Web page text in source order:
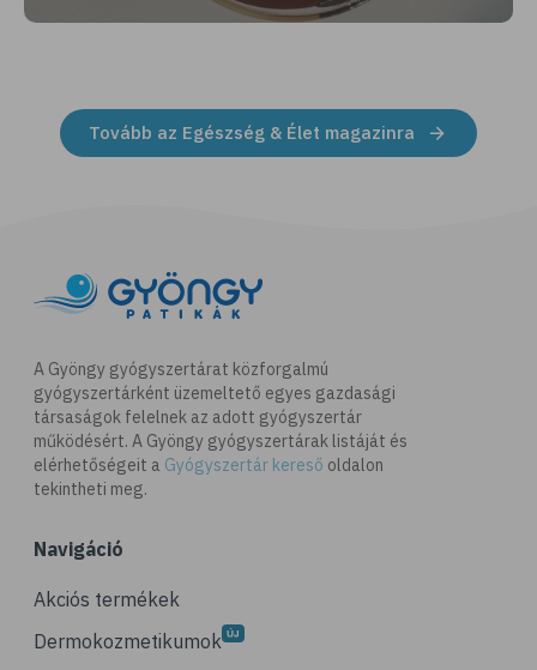
Tovább az Egészség & Élet magazinra
A Gyöngy gyógyszertárat közforgalmú
gyógyszertárként üzemeltető egyes gazdasági
társaságok felelnek az adott gyógyszertár
működésért. A Gyöngy gyógyszertárak listáját és
elérhetőségeit a Gyógyszertár kereső oldalon
tekintheti meg.
Navigáció
Akciós termékek
Dermokozmetikumok